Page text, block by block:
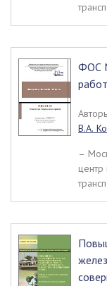
ФОС
работ
В.А.
–